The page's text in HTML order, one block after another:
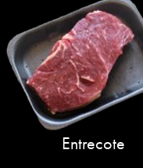
Entrecote